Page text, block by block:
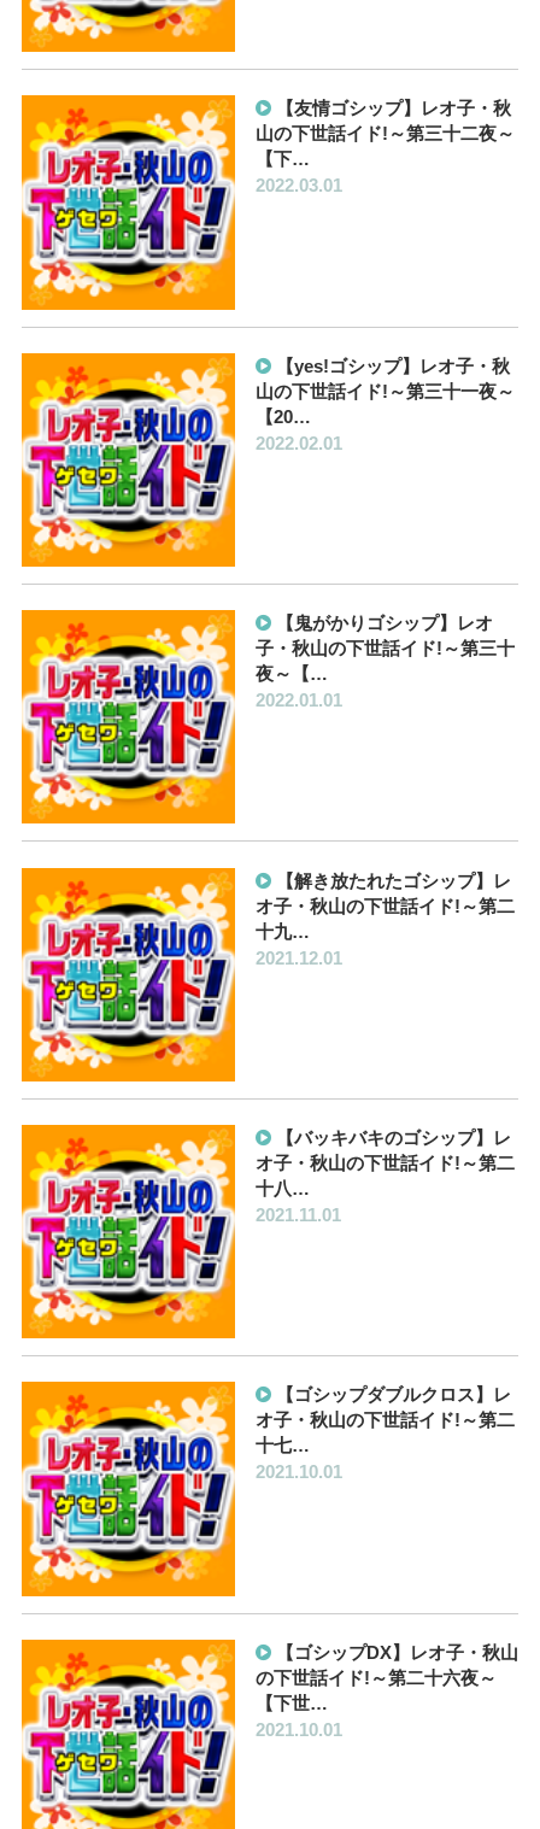
【友情ゴシップ】レオ子・秋
山の下世話イド!～第三十二夜～
【下…
2022.03.01
【yes!ゴシップ】レオ子・秋
山の下世話イド!～第三十一夜～
【20…
2022.02.01
【鬼がかりゴシップ】レオ
子・秋山の下世話イド!～第三十
夜～【…
2022.01.01
【解き放たれたゴシップ】レ
オ子・秋山の下世話イド!～第二
十九…
2021.12.01
【バッキバキのゴシップ】レ
オ子・秋山の下世話イド!～第二
十八…
2021.11.01
【ゴシップダブルクロス】レ
オ子・秋山の下世話イド!～第二
十七…
2021.10.01
【ゴシップDX】レオ子・秋山
の下世話イド!～第二十六夜～
【下世…
2021.10.01